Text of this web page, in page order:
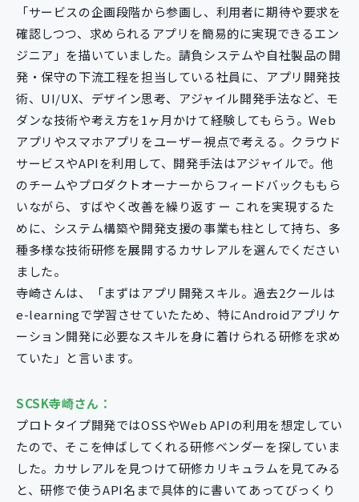
「サービスの企画段階から参画し、利用者に期待や要求を
確認しつつ、求められるアプリを簡易的に実現できるエン
ジニア」を描いていました。請負システムや自社製品の開
発・保守の下流工程を担当している社員に、アプリ開発技
術、UI/UX、デザイン思考、アジャイル開発手法など、モ
ダンな技術や考え方を1ヶ月かけて経験してもらう。Web
アプリやスマホアプリをユーザー視点で考える。クラウド
サービスやAPIを利用して、開発手法はアジャイルで。他
のチームやプロダクトオーナーからフィードバックももら
いながら、すばやく改善を繰り返す ー これを実現するた
めに、システム構築や開発支援の事業も柱として持ち、多
種多様な技術研修を展開するカサレアルを選んでください
ました。
寺崎さんは、「まずはアプリ開発スキル。過去2クールは
e-learningで学習させていたため、特にAndroidアプリケ
ーション開発に必要なスキルを身に着けられる研修を求め
ていた」と言います。
SCSK寺崎さん：
プロトタイプ開発ではOSSやWeb APIの利用を想定してい
たので、そこを伸ばしてくれる研修ベンダーを探していま
した。カサレアルを見つけて研修カリキュラムを見てみる
と、研修で使うAPI名まで具体的に書いてあってびっくり